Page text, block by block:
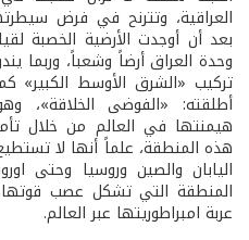
العراقية، وتترنح في فرض
بعد أن أوجدت الأرضية الخصبة
وحدة العراق أرضاً وشعباً،
تركيب «الشرق الأوسط الكبير»
أطلقته: «الفوضى الخلاقة»،
هيمنتها في العالم من خلال
هذه المنطقة، علماً أنها لا
اليابان والصين وروسيا وحتى
المنطقة التي تشكل عصب
عربة امبراطوريتها عبر العالم.